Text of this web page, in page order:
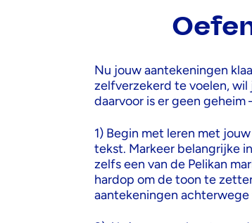
Nu jouw aantekeningen
zelfverzekerd te voelen,
daarvoor is er geen
1️) Begin met leren met
tekst. Markeer belangrijke
zelfs een van de Pelikan
hardop om de toon te
aantekeningen achterwege